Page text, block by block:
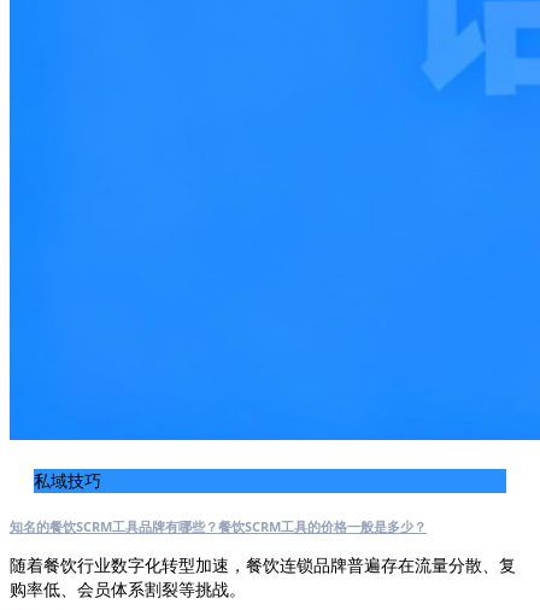
私域技巧
知名的餐饮SCRM工具品牌有哪些？餐饮SCRM工具的价格一般是多少？
随着餐饮行业数字化转型加速，餐饮连锁品牌普遍存在流量分散、复
购率低、会员体系割裂等挑战。